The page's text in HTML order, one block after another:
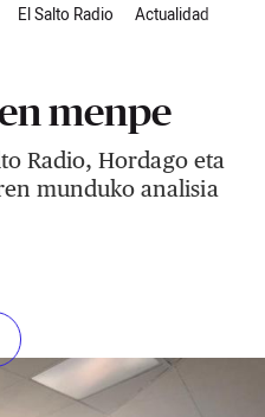
El Salto Radio Actualidad
menpe
Radio, Hordago eta
munduko analisia